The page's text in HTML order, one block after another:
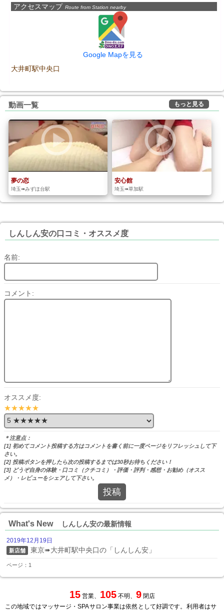
アクセスマップ Route from Station nearby
Google Mapを見る
大井町駅中央口
動画一覧 もっと見る
夢の恋
埼玉➠みずほ台駅
安心館
埼玉➠草加駅
しんしん安の口コミ・オススメ度
名前:
コメント:
オススメ度:
★★★★★
＊注意点：
[1] 初めてコメント投稿する方はコメントを書く前に一度ページをリフレッシュして下
さい。
[2] 投稿ボタンを押したら次の投稿するまでは30秒お待ちください！
[3] どうぞ自身の体験・口コミ（クチコミ）・評価・評判・感想・お勧め（オスス
メ）・レビューをシェアして下さい。
投稿
What's New しんしん安の最新情報
2019年12月19日
新店舗 東京➠大井町駅中央口の「しんしん安」
ページ：1
15営業、 105不明、 9閉店
この地域ではマッサージ・SPAサロン事業は依然として好調です。利用者はサ